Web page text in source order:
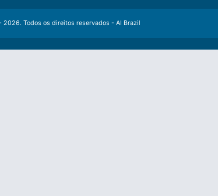
Todos os direitos reservados - AI Brazil